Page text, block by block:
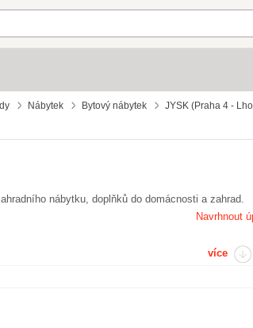
Nábytek Bytový nábytek
JYSK (Praha 4 -
nábytku, doplňků do domácnosti a zahrad.
Navrhnout
více